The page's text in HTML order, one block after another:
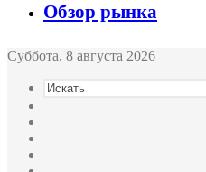
Обзор рынка
Суббота, 8 августа 2026